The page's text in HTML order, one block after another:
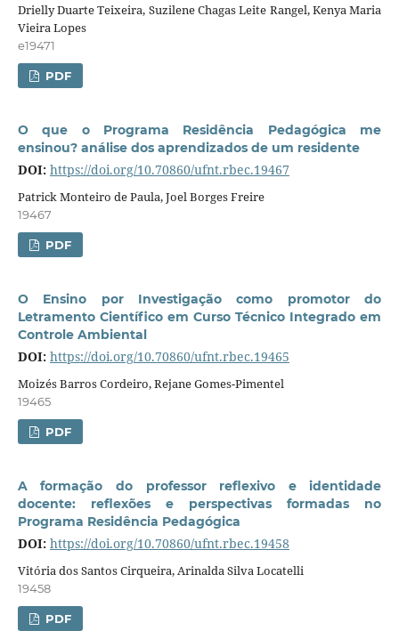
Drielly Duarte Teixeira, Suzilene Chagas Leite Rangel, Kenya Maria
Vieira Lopes
e19471
PDF
O que o Programa Residência Pedagógica me
ensinou? análise dos aprendizados de um residente
DOI: https://doi.org/10.70860/ufnt.rbec.19467
Patrick Monteiro de Paula, Joel Borges Freire
19467
PDF
O Ensino por Investigação como promotor do
Letramento Científico em Curso Técnico Integrado em
Controle Ambiental
DOI: https://doi.org/10.70860/ufnt.rbec.19465
Moizés Barros Cordeiro, Rejane Gomes-Pimentel
19465
PDF
A formação do professor reflexivo e identidade
docente: reflexões e perspectivas formadas no
Programa Residência Pedagógica
DOI: https://doi.org/10.70860/ufnt.rbec.19458
Vitória dos Santos Cirqueira, Arinalda Silva Locatelli
19458
PDF